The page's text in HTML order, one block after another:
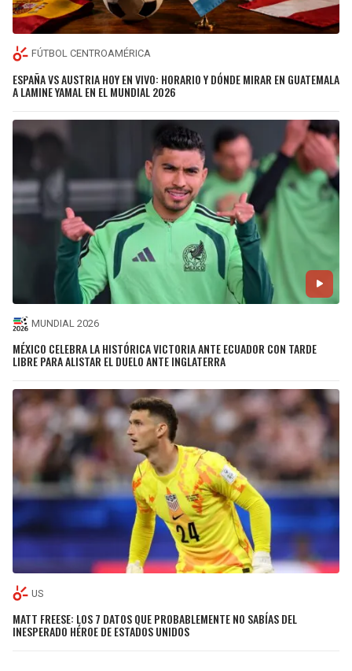
FÚTBOL CENTROAMÉRICA
ESPAÑA VS AUSTRIA HOY EN VIVO: HORARIO Y DÓNDE MIRAR EN GUATEMALA
A LAMINE YAMAL EN EL MUNDIAL 2026
MUNDIAL 2026
MÉXICO CELEBRA LA HISTÓRICA VICTORIA ANTE ECUADOR CON TARDE
LIBRE PARA ALISTAR EL DUELO ANTE INGLATERRA
US
MATT FREESE: LOS 7 DATOS QUE PROBABLEMENTE NO SABÍAS DEL
INESPERADO HÉROE DE ESTADOS UNIDOS